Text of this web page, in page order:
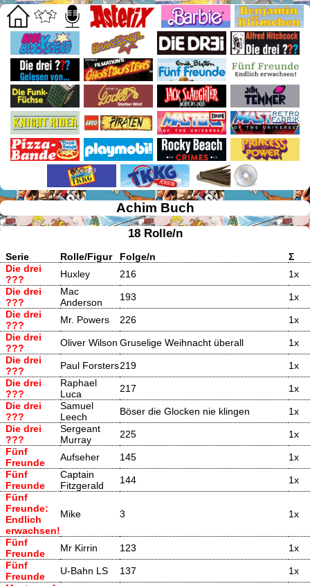
Achim Buch
18 Rolle/n
Serie Rolle/Figur Folge/n
Σ
Die drei
???
Huxley 216
1x
Die drei
???
Mac
Anderson
193
1x
Die drei
???
Mr. Powers 226
1x
Die drei
???
Oliver Wilson Gruselige Weihnacht überall
1x
Die drei
???
Paul Forsters219
1x
Die drei
???
Raphael
Luca
217
1x
Die drei
???
Samuel
Leech
Böser die Glocken nie klingen
1x
Die drei
???
Sergeant
Murray
225
1x
Fünf
Freunde
Aufseher 145
1x
Fünf
Freunde
Captain
Fitzgerald
144
1x
Fünf
Freunde:
Endlich
erwachsen!
Mike 3 1x
Fünf
Freunde
Mr Kirrin 123
1x
Fünf
Freunde
U-Bahn LS 137
1x